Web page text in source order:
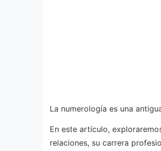
La numerología es una
En este artículo,
relaciones, su carrera